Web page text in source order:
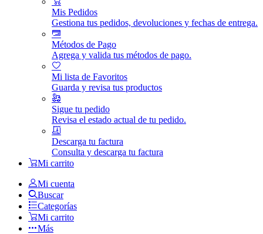
Mis Pedidos
Gestiona tus pedidos, devoluciones y fechas de entrega.
Métodos de Pago
Agrega y valida tus métodos de pago.
Mi lista de Favoritos
Guarda y revisa tus productos
Sigue tu pedido
Revisa el estado actual de tu pedido.
Descarga tu factura
Consulta y descarga tu factura
Mi carrito
Mi cuenta
Buscar
Categorías
Mi carrito
Más